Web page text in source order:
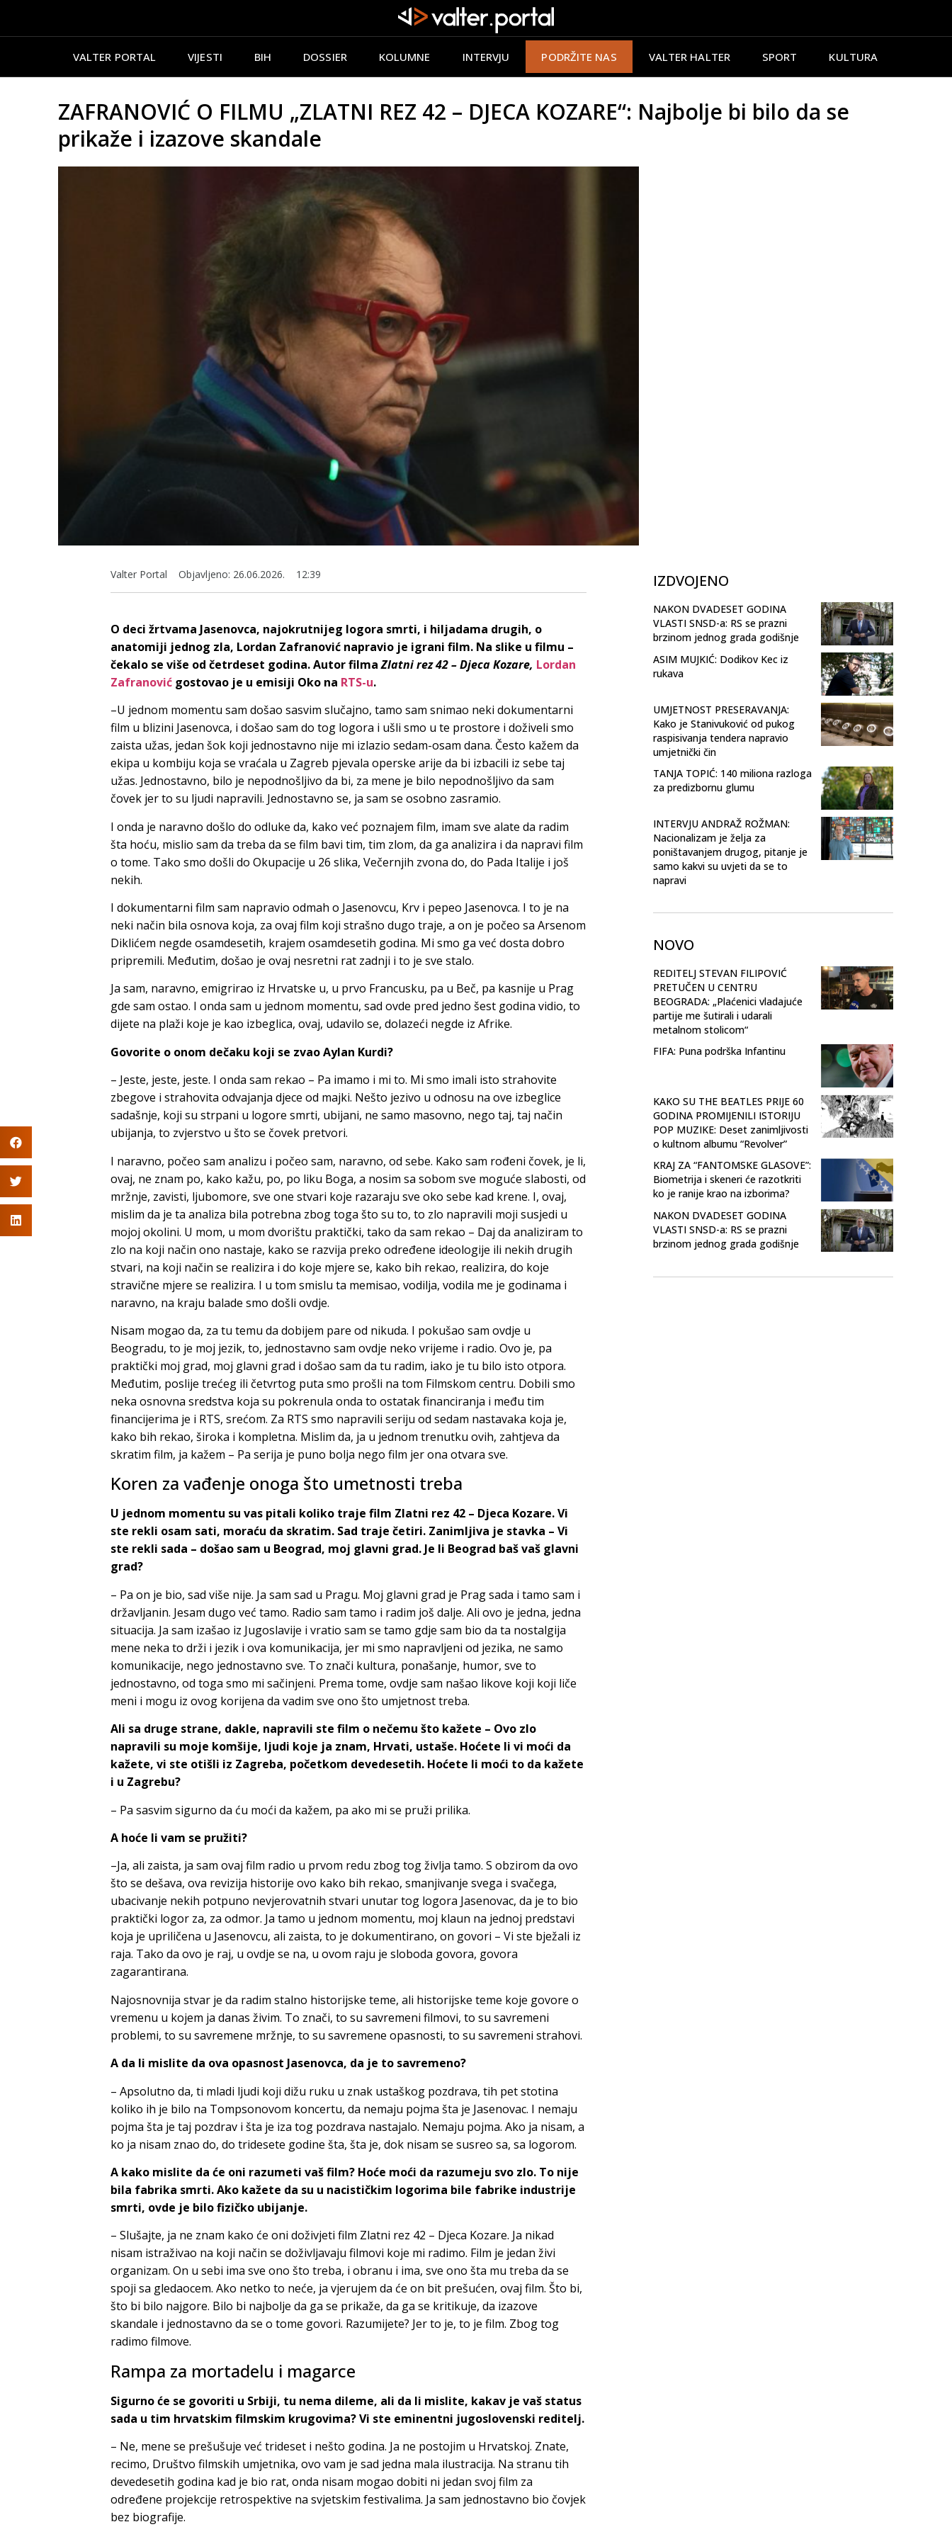
VALTER PORTAL VIJESTI BIH DOSSIER KOLUMNE INTERVJU PODRŽITE NAS VALTER HALTER SPORT KULTURA
ZAFRANOVIĆ O FILMU „ZLATNI REZ 42 – DJECA KOZARE“: Najbolje bi bilo da se
prikaže i izazove skandale
Valter Portal Objavljeno: 26.06.2026. 12:39
O deci žrtvama Jasenovca, najokrutnijeg logora smrti, i hiljadama drugih, o
anatomiji jednog zla, Lordan Zafranović napravio je igrani film. Na slike u filmu –
čekalo se više od četrdeset godina. Autor filmaZlatni rez 42 – Djeca Kozare, Lordan
Zafranović gostovao je u emisiji Oko na RTS-u.
–U jednom momentu sam došao sasvim slučajno, tamo sam snimao neki dokumentarni
film u blizini Jasenovca, i došao sam do tog logora i ušli smo u te prostore i doživeli smo
zaista užas, jedan šok koji jednostavno nije mi izlazio sedam-osam dana. Često kažem da
ekipa u kombiju koja se vraćala u Zagreb pjevala operske arije da bi izbacili iz sebe taj
užas. Jednostavno, bilo je nepodnošljivo da bi, za mene je bilo nepodnošljivo da sam
čovek jer to su ljudi napravili. Jednostavno se, ja sam se osobno zasramio.
I onda je naravno došlo do odluke da, kako već poznajem film, imam sve alate da radim
šta hoću, mislio sam da treba da se film bavi tim, tim zlom, da ga analizira i da napravi film
o tome. Tako smo došli do Okupacije u 26 slika, Večernjih zvona do, do Pada Italije i još
nekih.
I dokumentarni film sam napravio odmah o Jasenovcu, Krv i pepeo Jasenovca. I to je na
neki način bila osnova koja, za ovaj film koji strašno dugo traje, a on je počeo sa Arsenom
Diklićem negde osamdesetih, krajem osamdesetih godina. Mi smo ga već dosta dobro
pripremili. Međutim, došao je ovaj nesretni rat zadnji i to je sve stalo.
Ja sam, naravno, emigrirao iz Hrvatske u, u prvo Francusku, pa u Beč, pa kasnije u Prag
gde sam ostao. I onda sam u jednom momentu, sad ovde pred jedno šest godina vidio, to
dijete na plaži koje je kao izbeglica, ovaj, udavilo se, dolazeći negde iz Afrike.
Govorite o onom dečaku koji se zvao Aylan Kurdi?
– Jeste, jeste, jeste. I onda sam rekao – Pa imamo i mi to. Mi smo imali isto strahovite
zbegove i strahovita odvajanja djece od majki. Nešto jezivo u odnosu na ove izbeglice
sadašnje, koji su strpani u logore smrti, ubijani, ne samo masovno, nego taj, taj način
ubijanja, to zvjerstvo u što se čovek pretvori.
I naravno, počeo sam analizu i počeo sam, naravno, od sebe. Kako sam rođeni čovek, je li,
ovaj, ne znam po, kako kažu, po, po liku Boga, a nosim sa sobom sve moguće slabosti, od
mržnje, zavisti, ljubomore, sve one stvari koje razaraju sve oko sebe kad krene. I, ovaj,
mislim da je ta analiza bila potrebna zbog toga što su to, to zlo napravili moji susjedi u
mojoj okolini. U mom, u mom dvorištu praktički, tako da sam rekao – Daj da analiziram to
zlo na koji način ono nastaje, kako se razvija preko određene ideologije ili nekih drugih
stvari, na koji način se realizira i do koje mjere se, kako bih rekao, realizira, do koje
stravične mjere se realizira. I u tom smislu ta memisao, vodilja, vodila me je godinama i
naravno, na kraju balade smo došli ovdje.
Nisam mogao da, za tu temu da dobijem pare od nikuda. I pokušao sam ovdje u
Beogradu, to je moj jezik, to, jednostavno sam ovdje neko vrijeme i radio. Ovo je, pa
praktički moj grad, moj glavni grad i došao sam da tu radim, iako je tu bilo isto otpora.
Međutim, poslije trećeg ili četvrtog puta smo prošli na tom Filmskom centru. Dobili smo
neka osnovna sredstva koja su pokrenula onda to ostatak financiranja i među tim
financijerima je i RTS, srećom. Za RTS smo napravili seriju od sedam nastavaka koja je,
kako bih rekao, široka i kompletna. Mislim da, ja u jednom trenutku ovih, zahtjeva da
skratim film, ja kažem – Pa serija je puno bolja nego film jer ona otvara sve.
Koren za vađenje onoga što umetnosti treba
U jednom momentu su vas pitali koliko traje film Zlatni rez 42 – Djeca Kozare. Vi
ste rekli osam sati, moraću da skratim. Sad traje četiri. Zanimljiva je stavka – Vi
ste rekli sada – došao sam u Beograd, moj glavni grad. Je li Beograd baš vaš glavni
grad?
– Pa on je bio, sad više nije. Ja sam sad u Pragu. Moj glavni grad je Prag sada i tamo sam i
državljanin. Jesam dugo već tamo. Radio sam tamo i radim još dalje. Ali ovo je jedna, jedna
situacija. Ja sam izašao iz Jugoslavije i vratio sam se tamo gdje sam bio da ta nostalgija
mene neka to drži i jezik i ova komunikacija, jer mi smo napravljeni od jezika, ne samo
komunikacije, nego jednostavno sve. To znači kultura, ponašanje, humor, sve to
jednostavno, od toga smo mi sačinjeni. Prema tome, ovdje sam našao likove koji koji liče
meni i mogu iz ovog korijena da vadim sve ono što umjetnost treba.
Ali sa druge strane, dakle, napravili ste film o nečemu što kažete – Ovo zlo
napravili su moje komšije, ljudi koje ja znam, Hrvati, ustaše. Hoćete li vi moći da
kažete, vi ste otišli iz Zagreba, početkom devedesetih. Hoćete li moći to da kažete
i u Zagrebu?
– Pa sasvim sigurno da ću moći da kažem, pa ako mi se pruži prilika.
A hoće li vam se pružiti?
–Ja, ali zaista, ja sam ovaj film radio u prvom redu zbog tog življa tamo. S obzirom da ovo
što se dešava, ova revizija historije ovo kako bih rekao, smanjivanje svega i svačega,
ubacivanje nekih potpuno nevjerovatnih stvari unutar tog logora Jasenovac, da je to bio
praktički logor za, za odmor. Ja tamo u jednom momentu, moj klaun na jednoj predstavi
koja je upriličena u Jasenovcu, ali zaista, to je dokumentirano, on govori – Vi ste bježali iz
raja. Tako da ovo je raj, u ovdje se na, u ovom raju je sloboda govora, govora
zagarantirana.
Najosnovnija stvar je da radim stalno historijske teme, ali historijske teme koje govore o
vremenu u kojem ja danas živim. To znači, to su savremeni filmovi, to su savremeni
problemi, to su savremene mržnje, to su savremene opasnosti, to su savremeni strahovi.
A da li mislite da ova opasnost Jasenovca, da je to savremeno?
– Apsolutno da, ti mladi ljudi koji dižu ruku u znak ustaškog pozdrava, tih pet stotina
koliko ih je bilo na Tompsonovom koncertu, da nemaju pojma šta je Jasenovac. I nemaju
pojma šta je taj pozdrav i šta je iza tog pozdrava nastajalo. Nemaju pojma. Ako ja nisam, a
ko ja nisam znao do, do tridesete godine šta, šta je, dok nisam se susreo sa, sa logorom.
A kako mislite da će oni razumeti vaš film? Hoće moći da razumeju svo zlo. To nije
bila fabrika smrti. Ako kažete da su u nacističkim logorima bile fabrike industrije
smrti, ovde je bilo fizičko ubijanje.
– Slušajte, ja ne znam kako će oni doživjeti film Zlatni rez 42 – Djeca Kozare. Ja nikad
nisam istraživao na koji način se doživljavaju filmovi koje mi radimo. Film je jedan živi
organizam. On u sebi ima sve ono što treba, i obranu i ima, sve ono šta mu treba da se
spoji sa gledaocem. Ako netko to neće, ja vjerujem da će on bit prešućen, ovaj film. Što bi,
što bi bilo najgore. Bilo bi najbolje da ga se prikaže, da ga se kritikuje, da izazove
skandale i jednostavno da se o tome govori. Razumijete? Jer to je, to je film. Zbog tog
radimo filmove.
Rampa za mortadelu i magarce
Sigurno će se govoriti u Srbiji, tu nema dileme, ali da li mislite, kakav je vaš status
sada u tim hrvatskim filmskim krugovima? Vi ste eminentni jugoslovenski reditelj.
– Ne, mene se prešušuje već trideset i nešto godina. Ja ne postojim u Hrvatskoj. Znate,
recimo, Društvo filmskih umjetnika, ovo vam je sad jedna mala ilustracija. Na stranu tih
devedesetih godina kad je bio rat, onda nisam mogao dobiti ni jedan svoj film za
određene projekcije retrospektive na svjetskim festivalima. Ja sam jednostavno bio čovjek
bez biografije.
IZDVOJENO
NAKON DVADESET GODINA
VLASTI SNSD-a: RS se prazni
brzinom jednog grada godišnje
ASIM MUJKIĆ: Dodikov Kec iz
rukava
UMJETNOST PRESERAVANJA:
Kako je Stanivuković od pukog
raspisivanja tendera napravio
umjetnički čin
TANJA TOPIĆ: 140 miliona razloga
za predizbornu glumu
INTERVJU ANDRAŽ ROŽMAN:
Nacionalizam je želja za
poništavanjem drugog, pitanje je
samo kakvi su uvjeti da se to
napravi
NOVO
REDITELJ STEVAN FILIPOVIĆ
PRETUČEN U CENTRU
BEOGRADA: „Plaćenici vladajuće
partije me šutirali i udarali
metalnom stolicom“
FIFA: Puna podrška Infantinu
KAKO SU THE BEATLES PRIJE 60
GODINA PROMIJENILI ISTORIJU
POP MUZIKE: Deset zanimljivosti
o kultnom albumu “Revolver”
KRAJ ZA “FANTOMSKE GLASOVE”:
Biometrija i skeneri će razotkriti
ko je ranije krao na izborima?
NAKON DVADESET GODINA
VLASTI SNSD-a: RS se prazni
brzinom jednog grada godišnje